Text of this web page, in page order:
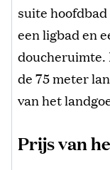
suite
een ligbad en
doucheruimte.
de 75 meter
van het
Prijs van